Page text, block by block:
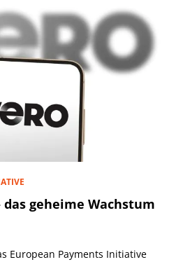
geheime Wachstum
European Payments Initiative